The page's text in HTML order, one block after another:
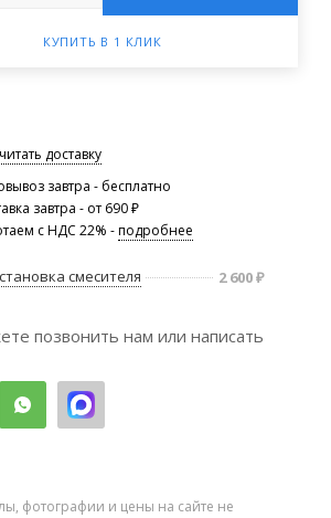
КУПИТЬ В 1 КЛИК
доставку
завтра - бесплатно
завтра - от 690 ₽
с НДС 22% -подробнее
смесителя 2 600₽
позвонить нам или написать
фотографии и цены на сайте не